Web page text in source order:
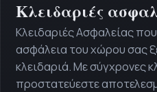
Κλειδαριές
Κλειδαριές Ασφαλείας
ασφάλεια του χώρου σας
κλειδαριά. Με σύγχρονες
προστατεύεστε